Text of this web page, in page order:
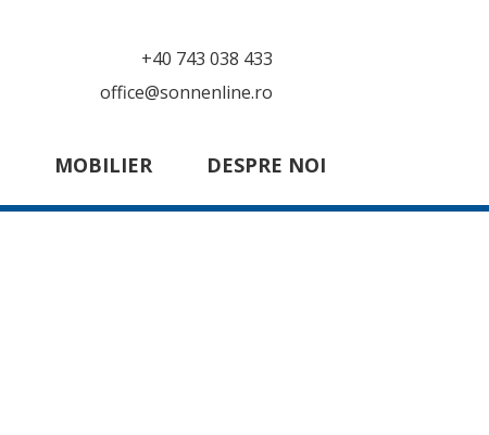
+40 743 038 433
office@sonnenline.ro
MOBILIER DESPRE NOI